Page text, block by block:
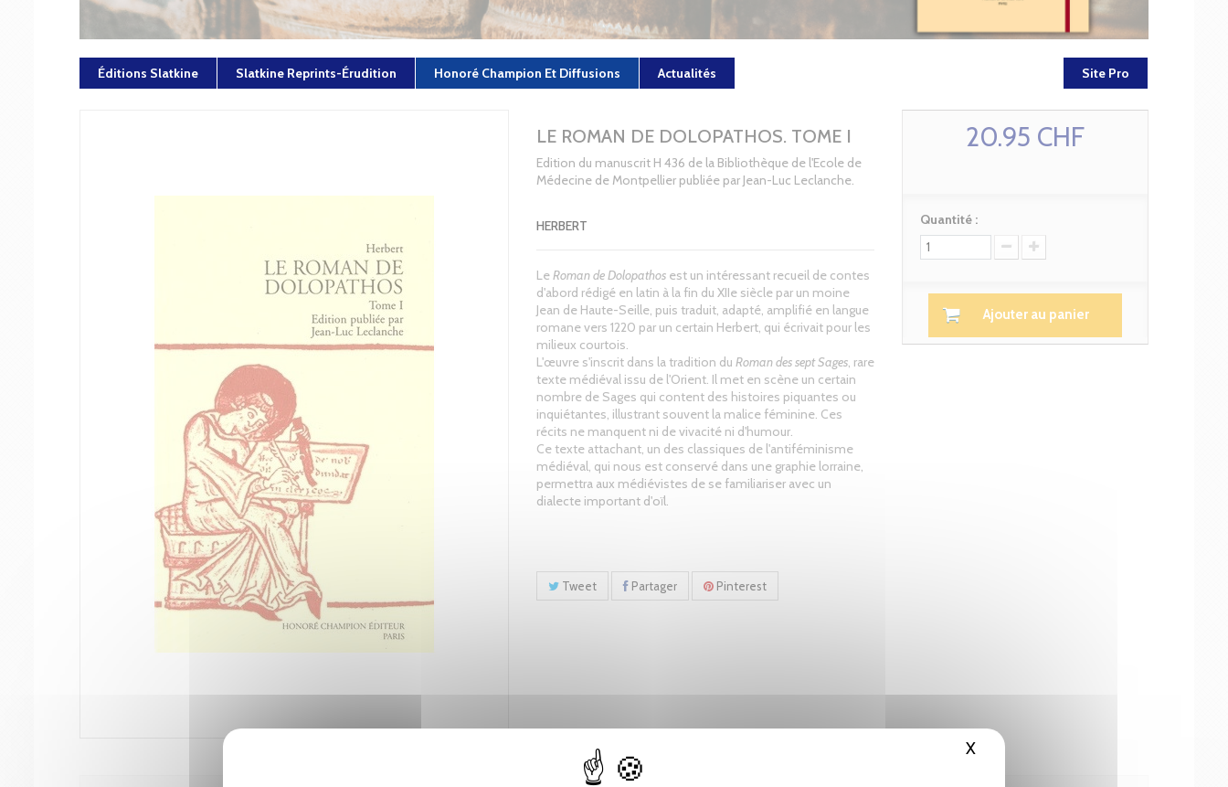
X Masquer le bandeau des cookies
Éditions Slatkine Slatkine Reprints-Érudition Honoré Champion Et Diffusions Actualités Site Pro
LE ROMAN DE DOLOPATHOS. TOME I
Edition du manuscrit H 436 de la Bibliothèque de l'Ecole de
Médecine de Montpellier publiée par Jean-Luc Leclanche.
HERBERT
LeRoman de Dolopathos est un intéressant recueil de contes
d'abord rédigé en latin à la fin du XIIe siècle par un moine
Jean de Haute-Seille, puis traduit, adapté, amplifié en langue
romane vers 1220 par un certain Herbert, qui écrivait pour les
milieux courtois.
L'œuvre s'inscrit dans la tradition du Roman des sept Sages, rare
texte médiéval issu de l'Orient. Il met en scène un certain
nombre de Sages qui content des histoires piquantes ou
inquiétantes, illustrant souvent la malice féminine. Ces
récits ne manquent ni de vivacité ni d'humour.
Ce texte attachant, un des classiques de l'antiféminisme
médiéval, qui nous est conservé dans une graphie lorraine,
permettra aux médiévistes de se familiariser avec un
dialecte important d'oïl.
Tweet Partager Pinterest
20.95 CHF
Quantité :
Ajouter au panier